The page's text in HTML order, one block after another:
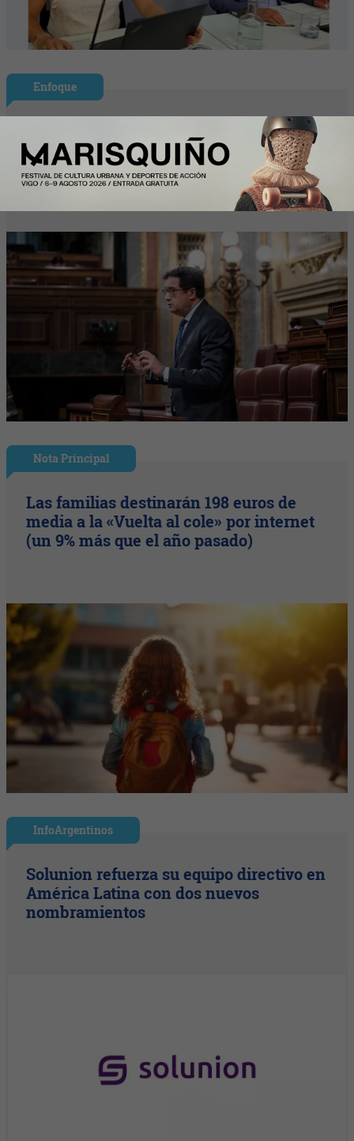
Enfoque
España formalizará en septiembre su
candidatura para acoger una
gigafactoría europea de IA
Nota Principal
Las familias destinarán 198 euros de
media a la «Vuelta al cole» por internet
(un 9% más que el año pasado)
InfoArgentinos
Solunion refuerza su equipo directivo en
América Latina con dos nuevos
nombramientos